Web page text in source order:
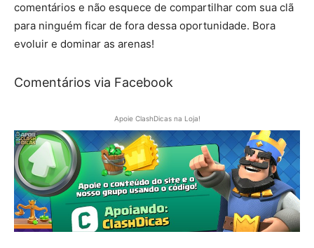
comentários e não esquece de compartilhar com sua clã
para ninguém ficar de fora dessa oportunidade. Bora
evoluir e dominar as arenas!
Comentários via Facebook
Apoie ClashDicas na Loja!